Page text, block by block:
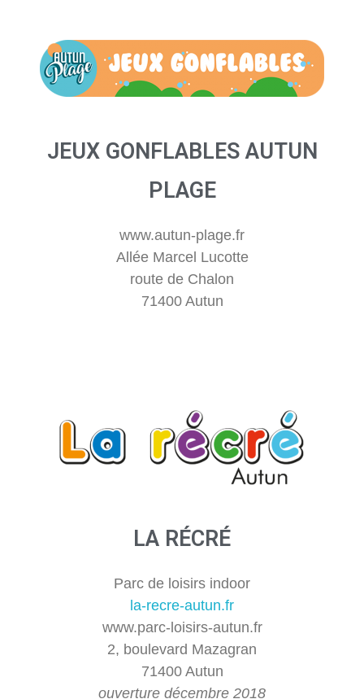
JEUX GONFLABLES AUTUN
PLAGE
www.autun-plage.fr
Allée Marcel Lucotte
route de Chalon
71400 Autun
LA RÉCRÉ
Parc de loisirs indoor
la-recre-autun.fr
www.parc-loisirs-autun.fr
2, boulevard Mazagran
71400 Autun
ouverture décembre 2018